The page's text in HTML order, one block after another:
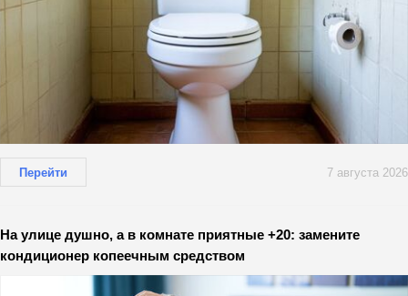
Перейти 7 августа 2026
На улице душно, а в комнате приятные +20: замените
кондиционер копеечным средством